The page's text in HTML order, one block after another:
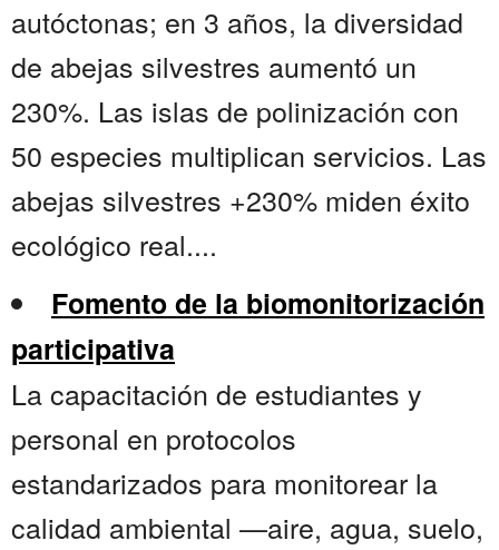
autóctonas; en 3 años, la diversidad
de abejas silvestres aumentó un
230%. Las islas de polinización con
50 especies multiplican servicios. Las
abejas silvestres +230% miden éxito
ecológico real....
Fomento de la biomonitorización
participativa
La capacitación de estudiantes y
personal en protocolos
estandarizados para monitorear la
calidad ambiental —aire, agua, suelo,